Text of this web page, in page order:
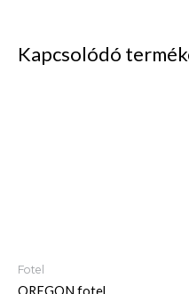
Kapcsolódó
Fotel
OREGON fotel